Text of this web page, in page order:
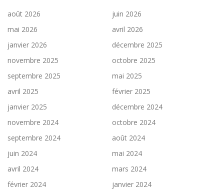
août 2026
juin 2026
mai 2026
avril 2026
janvier 2026
décembre 2025
novembre 2025
octobre 2025
septembre 2025
mai 2025
avril 2025
février 2025
janvier 2025
décembre 2024
novembre 2024
octobre 2024
septembre 2024
août 2024
juin 2024
mai 2024
avril 2024
mars 2024
février 2024
janvier 2024